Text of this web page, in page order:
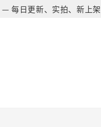
日更新、实拍、新上架